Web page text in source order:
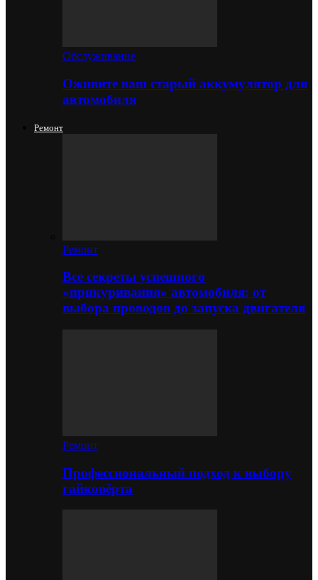
Обслуживание
Оживите ваш старый аккумулятор для
автомобиля
Ремонт
Ремонт
Все секреты успешного
«прикуривания» автомобиля: от
выбора проводов до запуска двигателя
Ремонт
Профессиональный подход к выбору
гайковёрта